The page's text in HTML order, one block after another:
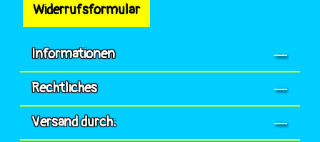
Widerrufsformular
Informationen
Rechtliches
Versand durch: